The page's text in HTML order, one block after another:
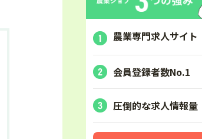
農業専門求人サイト
会員登録者数No.1
圧倒的な求人情報量